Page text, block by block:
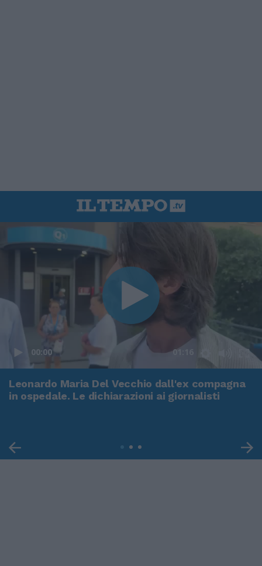
00:00 01:16
Leonardo Maria Del Vecchio dall'ex compagna
in ospedale. Le dichiarazioni ai giornalisti